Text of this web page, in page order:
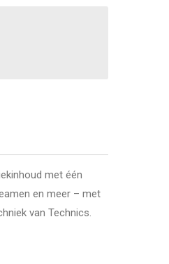
met één
en meer – met
van Technics.